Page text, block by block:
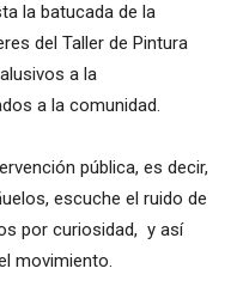
la batucada de la
del Taller de Pintura
a la
a la comunidad.
pública, es decir,
escuche el ruido de
por curiosidad, y así
movimiento.